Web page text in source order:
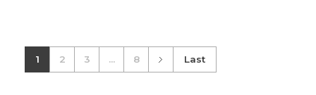
1 2 3 ... 8 Last